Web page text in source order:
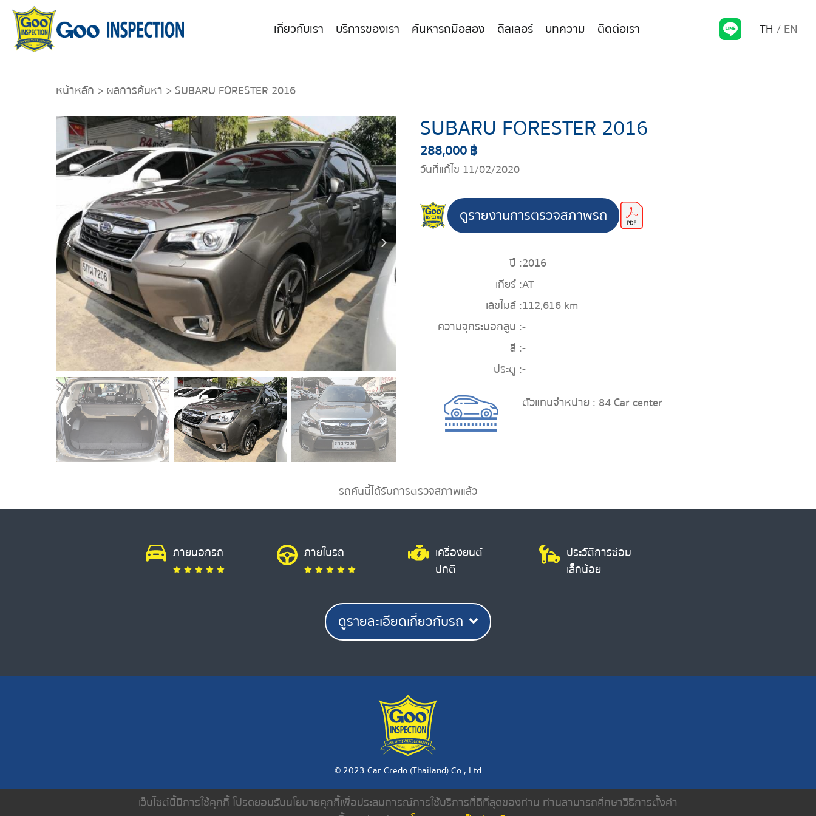
เกี่ยวกับเรา บริการของเรา ค้นหารถมือสอง ดีลเลอร์ บทความ ติดต่อเรา TH EN
หน้าหลัก > ผลการค้นหา > SUBARU FORESTER 2016
SUBARU FORESTER 2016
288,000 ฿
วันที่แก้ไข 11/02/2020
ดูรายงานการตรวจสภาพรถ
ปี :2016
เกียร์ :AT
เลขไมล์ :112,616 km
ความจุกระบอกสูบ :-
สี :-
ประตู :-
ตัวแทนจำหน่าย : 84 Car center
รถคันนี้ได้รับการตรวจสภาพแล้ว
ภายนอกรถ ภายในรถ
เครื่องยนต์
ปกติ
ประวัติการซ่อม
เล็กน้อย
ดูรายละเอียดเกี่ยวกับรถ
© 2023 Car Credo (Thailand) Co., Ltd
เกี่ยวกับเรา บริการของเรา ค้นหารถมือสอง ดีลเลอร์ บทความ ติดต่อเรา นโยบายความเป็นส่วนตัว
เว็บไซต์นี้มีการใช้คุกกี้ โปรดยอมรับนโยบายคุกกี้เพื่อประสบการณ์การใช้บริการที่ดีที่สุดของท่าน ท่านสามารถศึกษาวิธีการตั้งค่า